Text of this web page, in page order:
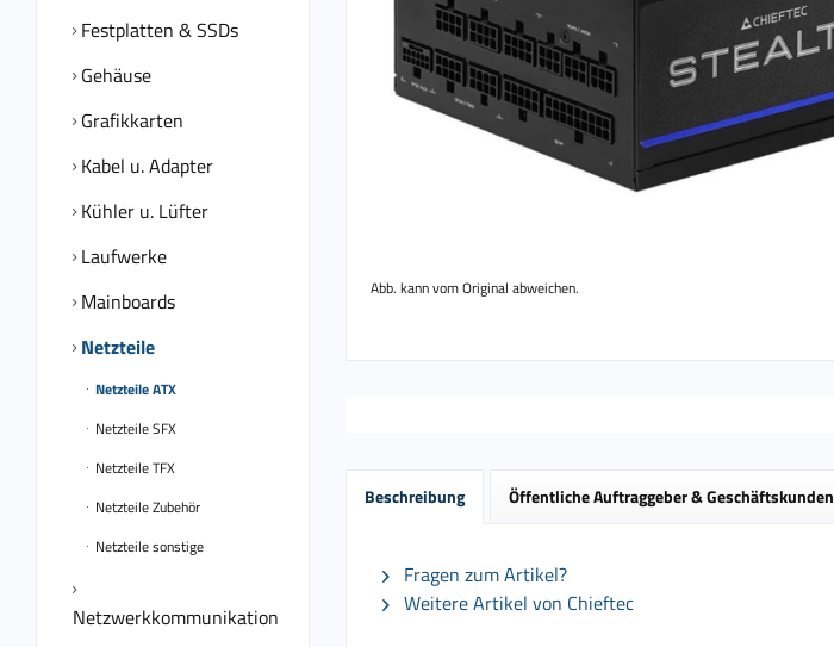
Festplatten & SSDs
Gehäuse
Grafikkarten
Kabel u. Adapter
Kühler u. Lüfter
Laufwerke
Mainboards
Netzteile
Netzteile ATX
Netzteile SFX
Netzteile TFX
Netzteile Zubehör
Netzteile sonstige
Netzwerkkommunikation
Abb. kann vom Original abweichen.
Beschreibung Öffentliche Auftraggeber & Geschäftskunden
Fragen zum Artikel?
Weitere Artikel von Chieftec